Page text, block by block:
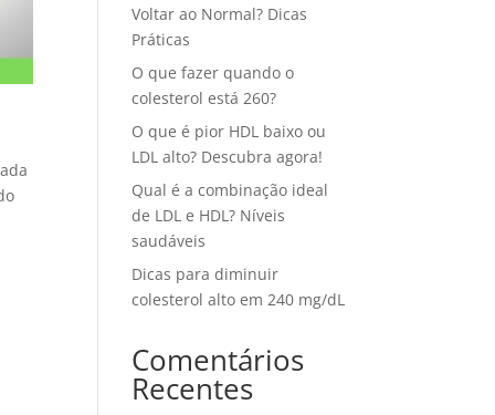
Voltar ao Normal? Dicas
Práticas
O que fazer quando o
colesterol está 260?
O que é pior HDL baixo ou
LDL alto? Descubra agora!
Qual é a combinação ideal
de LDL e HDL? Níveis
saudáveis
Dicas para diminuir
colesterol alto em 240 mg/dL
Comentários
Recentes